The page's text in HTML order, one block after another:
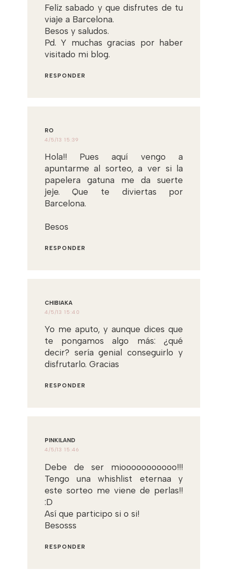
Felíz sabado y que disfrutes de tu
viaje a Barcelona.
Besos y saludos.
Pd. Y muchas gracias por haber
visitado mi blog.
RESPONDER
RO
4/5/13 15:39
Hola!! Pues aquí vengo a
apuntarme al sorteo, a ver si la
papelera gatuna me da suerte
jeje. Que te diviertas por
Barcelona.
Besos
RESPONDER
CHIBIAKA
4/5/13 15:40
Yo me aputo, y aunque dices que
te pongamos algo más: ¿qué
decir? sería genial conseguirlo y
disfrutarlo. Gracias
RESPONDER
PINKILAND
4/5/13 15:46
Debe de ser miooooooooooo!!!
Tengo una whishlist eternaa y
este sorteo me viene de perlas!!
:D
Así que participo si o si!
Besosss
RESPONDER